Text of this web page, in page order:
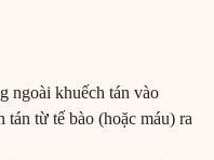
khuếch tán vào
tán từ tế bào (hoặc máu) ra